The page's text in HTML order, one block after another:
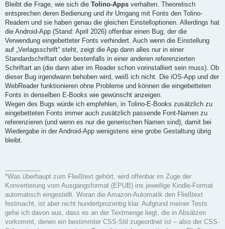
Bleibt die Frage, wie sich die Tolino-Apps verhalten. Theoretisch
entsprechen deren Bedienung und ihr Umgang mit Fonts den Tolino-
Readern und sie haben genau die gleichen Einstelloptionen. Allerdings hat
die Android-App (Stand: April 2026) offenbar einen Bug, der die
Verwendung eingebetteter Fonts verhindert. Auch wenn die Einstellung
auf „Verlagsschrift“ steht, zeigt die App dann alles nur in einer
Standardschriftart oder bestenfalls in einer anderen referenzierten
Schriftart an (die dann aber im Reader schon vorinstalliert sein muss). Ob
dieser Bug irgendwann behoben wird, weiß ich nicht. Die iOS-App und der
WebReader funktionieren ohne Probleme und können die eingebetteten
Fonts in denselben E-Books wie gewünscht anzeigen.
Wegen des Bugs würde ich empfehlen, in Tolino-E-Books zusätzlich zu
eingebetteten Fonts immer auch zusätzlich passende Font-Namen zu
referenzieren (und wenn es nur die generischen Namen sind), damit bei
Wiedergabe in der Android-App wenigstens eine grobe Gestaltung übrig
bleibt.
*Was überhaupt zum Fließtext gehört, wird offenbar im Zuge der
Konvertierung vom Ausgangsformat (EPUB) ins jeweilige Kindle-Format
automatisch eingestellt. Woran die Amazon-Automatik den Fließtext
festmacht, ist aber nicht hundertprozentig klar. Aufgrund meiner Tests
gehe ich davon aus, dass es an der Textmenge liegt, die in Absätzen
vorkommt, denen ein bestimmter CSS-Stil zugeordnet ist – also der CSS-